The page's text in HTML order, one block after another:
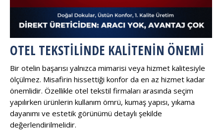
OTEL TEKSTILINDE KALITENIN ÖNEMI
Bir otelin başarısı yalnızca mimarisi veya hizmet kalitesiyle
ölçülmez. Misafirin hissettiği konfor da en az hizmet kadar
önemlidir. Özellikle otel tekstil firmaları arasında seçim
yapılırken ürünlerin kullanım ömrü, kumaş yapısı, yıkama
dayanımı ve estetik görünümü detaylı şekilde
değerlendirilmelidir.